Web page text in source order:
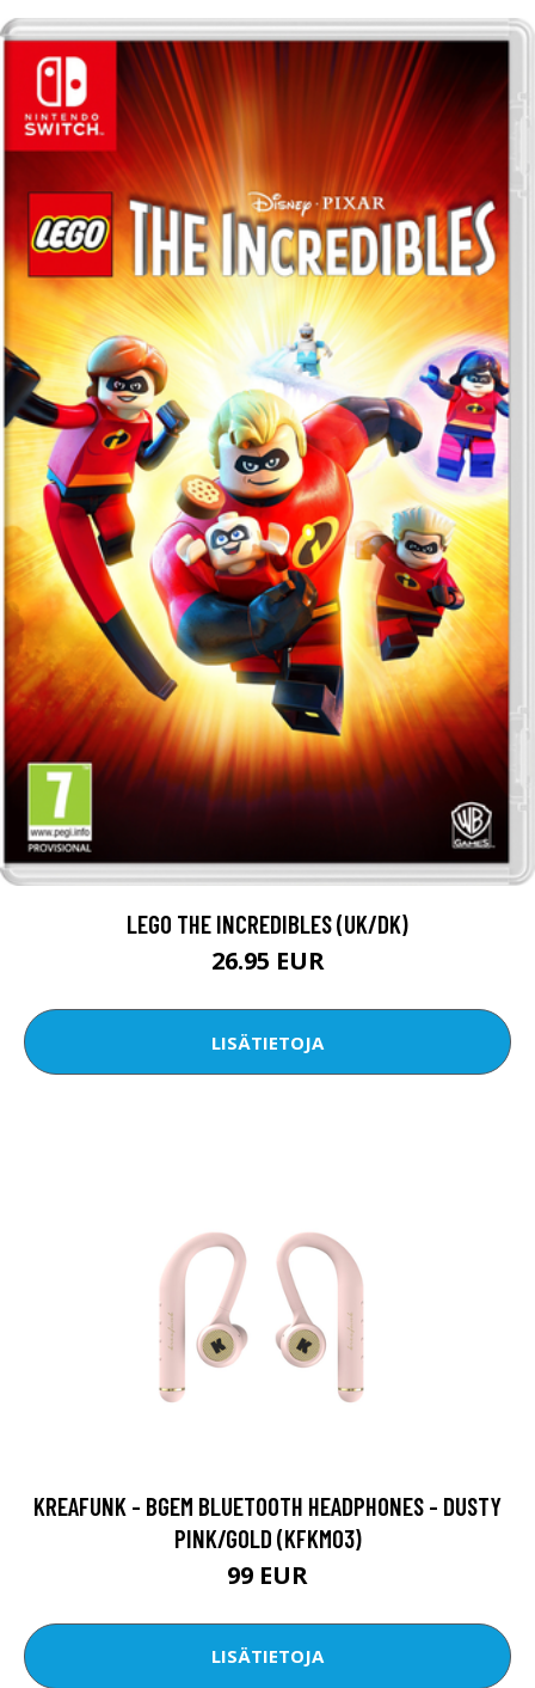
LEGO THE INCREDIBLES (UK/DK)
26.95 EUR
LISÄTIETOJA
KREAFUNK - BGEM BLUETOOTH HEADPHONES - DUSTY
PINK/GOLD (KFKM03)
99 EUR
LISÄTIETOJA